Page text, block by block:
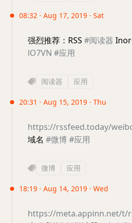
08:32 · Aug 17, 2019 · Sat
强烈推荐：RSS #阅读器
lO7VN #应用
阅读器 应用
20:31 · Aug 15, 2019 · Thu
https://rssfeed.today/
域名 #微博#应用
微博 应用
18:19 · Aug 14, 2019 · Wed
https://meta.appinn.net/t/